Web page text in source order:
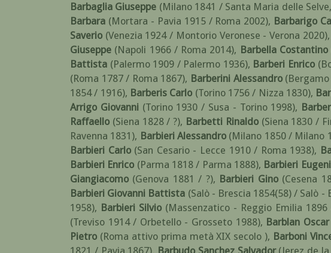
Barbaglia Giuseppe (Milano 1841 / Santa Maria delle
Barbara (Mortara - Pavia 1915 / Roma 2002), Barbarigo
Saverio (Venezia 1924 / Montorio Veronese - Verona 2020),
Giuseppe (Napoli 1966 / Roma 2014), Barbella Costantino
Battista (Palermo 1909 / Palermo 1936), Barberi Enrico
(Roma 1787 / Roma 1867), Barberini Alessandro
1854 / 1916), Barberis Carlo (Torino 1756 / Nizza 1830),
Arrigo Giovanni (Torino 1930 / Susa - Torino 1998),
Raffaello (Siena 1828 / ?), Barbetti Rinaldo (Siena 1830 /
Ravenna 1831), Barbieri Alessandro (Milano 1850 / Milano
Barbieri Carlo (San Cesario - Lecce 1910 / Roma 1938),
Barbieri Enrico (Parma 1818 / Parma 1888), Barbieri
Giangiacomo (Genova 1881 / ?), Barbieri Gino (Cesena
Barbieri Giovanni Battista (Salò - Brescia 1854(58) / Salò -
1958), Barbieri Silvio (Massenzatico - Reggio Emilia
(Treviso 1914 / Orbetello - Grosseto 1988), Barblan Oscar
Pietro (Roma attivo prima metà XIX secolo ), Barboni
1821 / Pavia 1867), Barbudo Sanchez Salvador (Jerez de